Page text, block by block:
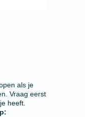
als je
Vraag eerst
heeft.